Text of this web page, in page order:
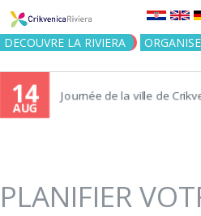
Jump to
DECOUVRE LA RIVIERA
14
AUG
Journée de la ville de
PLANIFIER